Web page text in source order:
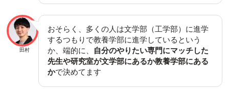
田村
おそらく、多くの人は文学部（工学部）に進学
するつもりで教養学部に進学しているという
か、端的に、
自分のやりたい専門にマッチした
先生や研究室が文学部にあるか教養学部にある
かで決めてます